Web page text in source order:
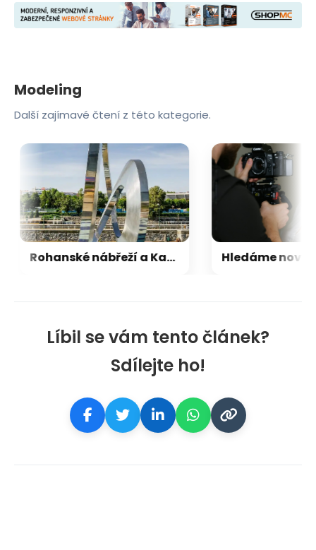
Líbil se vám tento článek?
Sdílejte ho!
Modeling
Další zajímavé čtení z této kategorie.
Rohanské nábřeží a Karlín ožívají novým projektem agentury Fashion Models